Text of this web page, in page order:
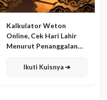
Kalkulator Weton
Online, Cek Hari Lahir
Menurut Penanggalan
Ikuti Kuisnya ➔